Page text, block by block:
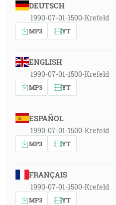
DEUTSCH
1990-07-01-1500-Krefeld
MP3 YT
ENGLISH
1990-07-01-1500-Krefeld
MP3 YT
ESPAÑOL
1990-07-01-1500-Krefeld
MP3 YT
FRANÇAIS
1990-07-01-1500-Krefeld
MP3 YT